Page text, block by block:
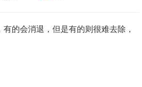
的会消退，但是有的则很难去除，